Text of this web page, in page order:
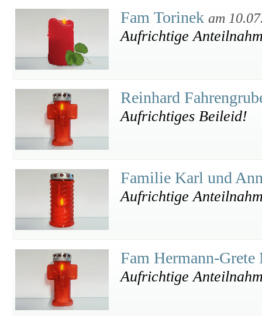
Fam Torinek am
Aufrichtige
Reinhard
Aufrichtiges Beileid!
Familie Karl und
Aufrichtige
Fam Hermann-
Aufrichtige